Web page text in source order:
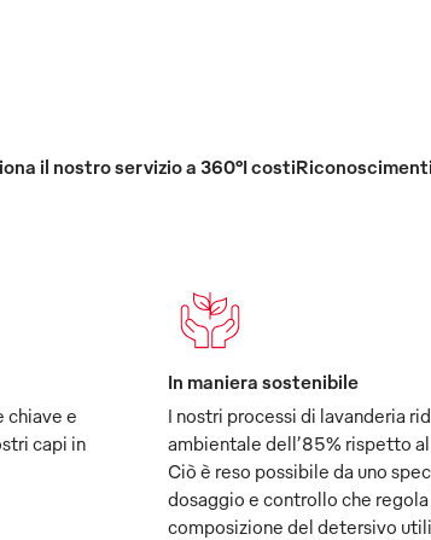
il nostro servizio a 360°I costi
chiave e
capi in
In maniera sostenibile
I nostri processi di lavanderia
ambientale dell’85% rispetto
Ciò è reso possibile da uno
dosaggio e controllo che
composizione del detersivo